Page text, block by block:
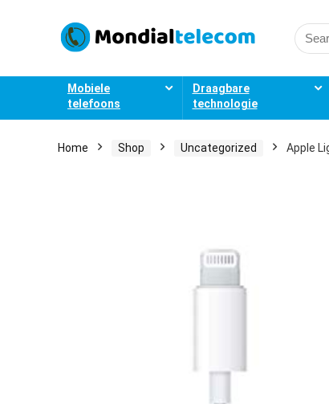
Search
for:
Mobiele
telefoons
Draagbare
technologie
Home Shop Uncategorized Apple